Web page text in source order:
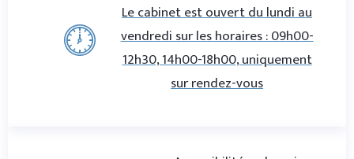
Le cabinet est ouvert du lundi au
vendredi sur les horaires : 09h00-
12h30, 14h00-18h00, uniquement
sur rendez-vous